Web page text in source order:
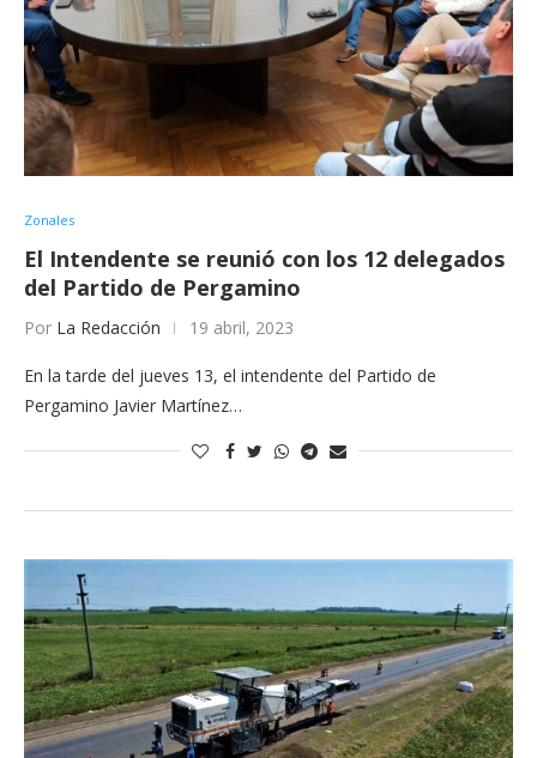
Zonales
El Intendente se reunió con los 12 delegados
del Partido de Pergamino
Por La Redacción 19 abril, 2023
En la tarde del jueves 13, el intendente del Partido de
Pergamino Javier Martínez…